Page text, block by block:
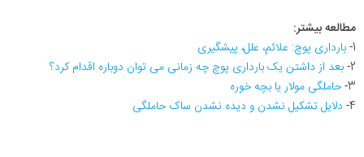
مطالعه بیشتر:
1- بارداری پوچ: علائم، علل، پیشگیری
2- بعد از داشتن یک بارداری پوچ چه زمانی می توان دوباره اقدام کرد؟
3- حاملگی مولار یا بچه خوره
4- دلایل تشکیل نشدن و دیده نشدن ساک حاملگی